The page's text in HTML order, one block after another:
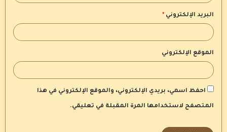
البريد الإلكتروني *
الموقع الإلكتروني
احفظ اسمي، بريدي الإلكتروني، والموقع الإلكتروني في هذا
المتصفح لاستخدامها المرة المقبلة في تعليقي.